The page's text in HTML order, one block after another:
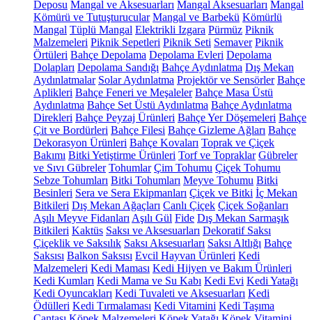
Deposu Mangal ve Aksesuarları Mangal Aksesuarları Mangal
Kömürü ve Tutuşturucular Mangal ve Barbekü Kömürlü
Mangal Tüplü Mangal Elektrikli Izgara Pürmüz Piknik
Malzemeleri Piknik Sepetleri Piknik Seti Semaver Piknik
Örtüleri Bahçe Depolama Depolama Evleri Depolama
Dolapları Depolama Sandığı Bahçe Aydınlatma Dış Mekan
Aydınlatmalar Solar Aydınlatma Projektör ve Sensörler Bahçe
Aplikleri Bahçe Feneri ve Meşaleler Bahçe Masa Üstü
Aydınlatma Bahçe Set Üstü Aydınlatma Bahçe Aydınlatma
Direkleri Bahçe Peyzaj Ürünleri Bahçe Yer Döşemeleri Bahçe
Çit ve Bordürleri Bahçe Filesi Bahçe Gizleme Ağları Bahçe
Dekorasyon Ürünleri Bahçe Kovaları Toprak ve Çiçek
Bakımı Bitki Yetiştirme Ürünleri Torf ve Topraklar Gübreler
ve Sıvı Gübreler Tohumlar Çim Tohumu Çiçek Tohumu
Sebze Tohumları Bitki Tohumları Meyve Tohumu Bitki
Besinleri Sera ve Sera Ekipmanları Çiçek ve Bitki İç Mekan
Bitkileri Dış Mekan Ağaçları Canlı Çiçek Çiçek Soğanları
Aşılı Meyve Fidanları Aşılı Gül Fide Dış Mekan Sarmaşık
Bitkileri Kaktüs Saksı ve Aksesuarları Dekoratif Saksı
Çiçeklik ve Saksılık Saksı Aksesuarları Saksı Altlığı Bahçe
Saksısı Balkon Saksısı Evcil Hayvan Ürünleri Kedi
Malzemeleri Kedi Maması Kedi Hijyen ve Bakım Ürünleri
Kedi Kumları Kedi Mama ve Su Kabı Kedi Evi Kedi Yatağı
Kedi Oyuncakları Kedi Tuvaleti ve Aksesuarları Kedi
Ödülleri Kedi Tırmalaması Kedi Vitamini Kedi Taşıma